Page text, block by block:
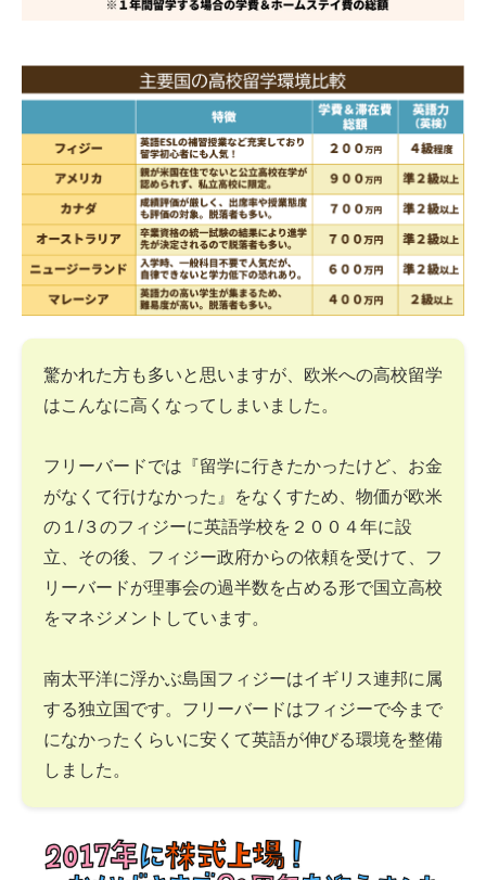
驚かれた方も多いと思いますが、欧米への高校留学
はこんなに高くなってしまいました。
フリーバードでは『留学に行きたかったけど、お金
がなくて行けなかった』をなくすため、物価が欧米
の１/３のフィジーに英語学校を２００４年に設
立、その後、フィジー政府からの依頼を受けて、フ
リーバードが理事会の過半数を占める形で国立高校
をマネジメントしています。
南太平洋に浮かぶ島国フィジーはイギリス連邦に属
する独立国です。フリーバードはフィジーで今まで
になかったくらいに安くて英語が伸びる環境を整備
しました。